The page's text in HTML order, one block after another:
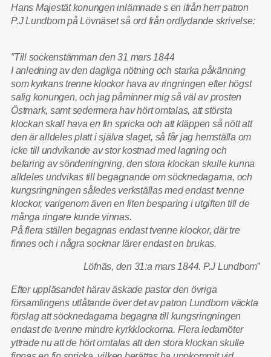
Hans Majestät konungen inlämnade s en ifrån herr patron
P.J Lundbom på Lövnäset så ord från ordlydande skrivelse:
”Till sockenstämman den 31 mars 1844
I anledning av den dagliga nötning och starka påkänning
som kyrkans trenne klockor hava av ringningen efter högst
salig konungen, och jag påminner mig så väl av prosten
Östmark, samt sedermera hav hört omtalas, att största
klockan skall hava en fin spricka och att kläppen så nött att
den är alldeles platt i själva slaget, så får jag hemställa om
icke till undvikande av stor kostnad med lagning och
befaring av sönderringning, den stora klockan skulle kunna
alldeles undvikas till begagnande om söcknedagarna, och
kungsringningen således verkställas med endast tvenne
klockor, varigenom även en liten besparing i utgiften till de
många ringare kunde vinnas.
På flera ställen begagnas endast tvenne klockor, där tre
finnes och i några socknar lärer endast en brukas.
Löfnäs, den 31:a mars 1844. P.J Lundbom”
Efter uppläsandet härav äskade pastor den övriga
församlingens utlåtande över det av patron Lundbom väckta
förslag att söcknedagarna begagna till kungsringningen
endast de tvenne mindre kyrkklockorna. Flera ledamöter
yttrade nu att de hört omtalas att den stora klockan skulle